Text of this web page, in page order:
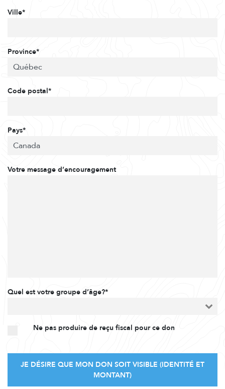
Ville*
Province*
Code postal*
Pays*
Votre message d’encouragement
Quel est votre groupe d’âge?*
Ne pas produire de reçu fiscal pour ce don
JE DÉSIRE QUE MON DON SOIT VISIBLE (IDENTITÉ ET
MONTANT)